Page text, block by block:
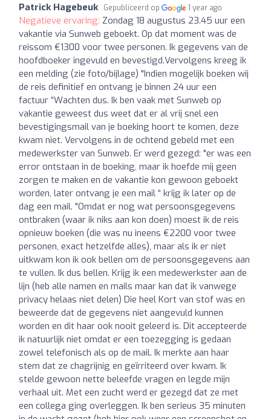
Patrick Hagebeuk Gepubliceerd op 1 year ago
Negatieve ervaring: Zondag 18 augustus 23.45 uur een
vakantie via Sunweb geboekt. Op dat moment was de
reissom €1300 voor twee personen. Ik gegevens van de
hoofdboeker ingevuld en bevestigd.Vervolgens kreeg ik
een melding (zie foto/bijlage) "Indien mogelijk boeken wij
de reis definitief en ontvang je binnen 24 uur een
factuur “Wachten dus. Ik ben vaak met Sunweb op
vakantie geweest dus weet dat er al vrij snel een
bevestigingsmail van je boeking hoort te komen, deze
kwam niet. Vervolgens in de ochtend gebeld met een
medewerkster van Sunweb. Er werd gezegd: "er was een
error ontstaan in de boeking, maar ik hoefde mij geen
zorgen te maken en de vakantie kon gewoon geboekt
worden, later ontvang je een mail “ krijg ik later op de
dag een mail. "Omdat er nog wat persoonsgegevens
ontbraken (waar ik niks aan kon doen) moest ik de reis
opnieuw boeken (die was nu ineens €2200 voor twee
personen, exact hetzelfde alles), maar als ik er niet
uitkwam kon ik ook bellen om de persoonsgegevens aan
te vullen. Ik dus bellen. Krijg ik een medewerkster aan de
lijn (heb alle namen en mails maar kan dat ik vanwege
privacy helaas niet delen) Die heel Kort van stof was en
beweerde dat de gegevens niet aangevuld kunnen
worden en dit haar ook nooit geleerd is. Dit accepteerde
ik natuurlijk niet omdat er een toezegging is gedaan
zowel telefonisch als op de mail. Ik merkte aan haar
stem dat ze chagrijnig en geïrriteerd over kwam. Ik
stelde gewoon nette beleefde vragen en legde mijn
verhaal uit. Met een zucht werd er gezegd dat ze met
een collega ging overleggen. Ik ben serieus 35 minuten